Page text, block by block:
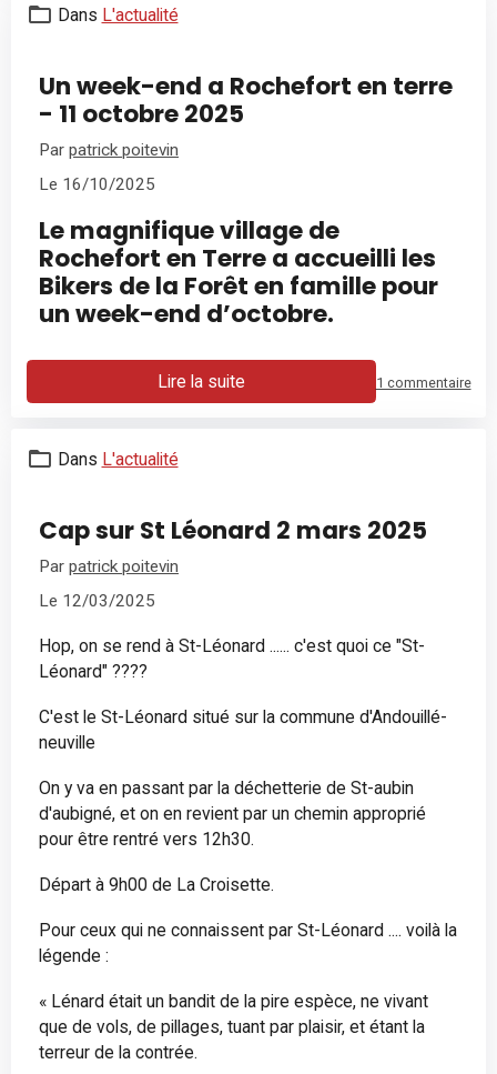
Dans L'actualité
Un week-end a Rochefort en terre
- 11 octobre 2025
Par patrick poitevin
Le 16/10/2025
Le magnifique village de
Rochefort en Terre a accueilli les
Bikers de la Forêt en famille pour
un week-end d’octobre.
Lire la suite 1 commentaire
Dans L'actualité
Cap sur St Léonard 2 mars 2025
Par patrick poitevin
Le 12/03/2025
Hop, on se rend à St-Léonard ...... c'est quoi ce "St-
Léonard" ????
C'est le St-Léonard situé sur la commune d'Andouillé-
neuville
On y va en passant par la déchetterie de St-aubin
d'aubigné, et on en revient par un chemin approprié
pour être rentré vers 12h30.
Départ à 9h00 de La Croisette.
Pour ceux qui ne connaissent par St-Léonard .... voilà la
légende :
« Lénard était un bandit de la pire espèce, ne vivant
que de vols, de pillages, tuant par plaisir, et étant la
terreur de la contrée.